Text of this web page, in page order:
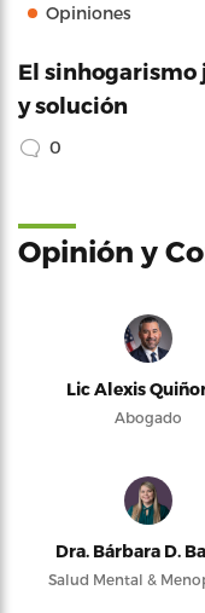
Opiniones
El
y solución
0
Opinión y
Lic Alexis
Abogado
Dra. Bárbara D.
Salud Mental &